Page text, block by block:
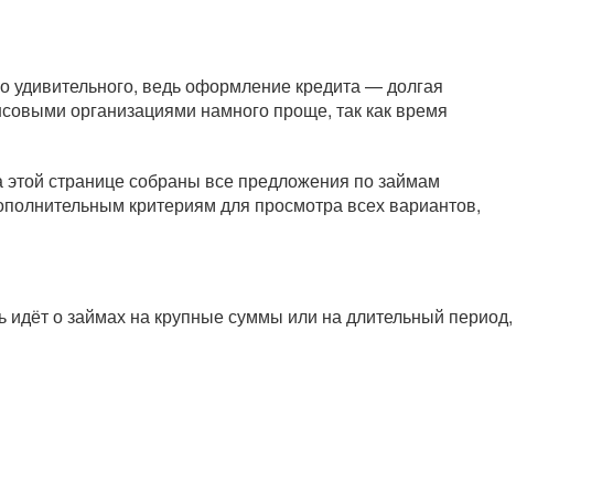
удивительного, ведь оформление кредита — долгая
организациями намного проще, так как время
странице собраны все предложения по займам
критериям для просмотра всех вариантов,
идёт о займах на крупные суммы или на длительный период,